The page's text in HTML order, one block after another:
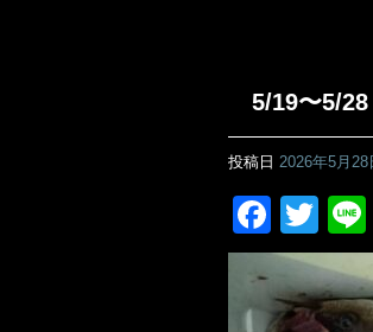
5/19〜5/
投稿日 2026年5月28